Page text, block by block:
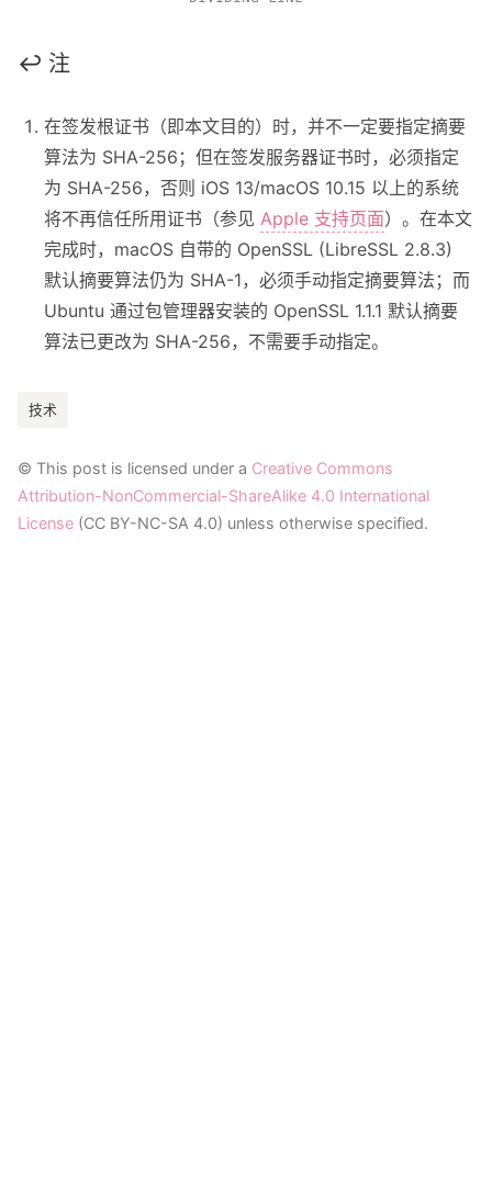
↩︎ 注
在签发根证书（即本文目的）时，并不一定要指定摘要
算法为 SHA-256；但在签发服务器证书时，必须指定
为 SHA-256，否则 iOS 13/macOS 10.15 以上的系统
将不再信任所用证书（参见 Apple 支持页面）。在本文
完成时，macOS 自带的 OpenSSL (LibreSSL 2.8.3)
默认摘要算法仍为 SHA-1，必须手动指定摘要算法；而
Ubuntu 通过包管理器安装的 OpenSSL 1.1.1 默认摘要
算法已更改为 SHA-256，不需要手动指定。
技术
© This post is licensed under a Creative Commons
Attribution-NonCommercial-ShareAlike 4.0 International
License (CC BY-NC-SA 4.0) unless otherwise specified.